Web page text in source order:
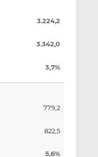
3.224,2
3.342,0
3,7%
779,2
822,5
5,6%